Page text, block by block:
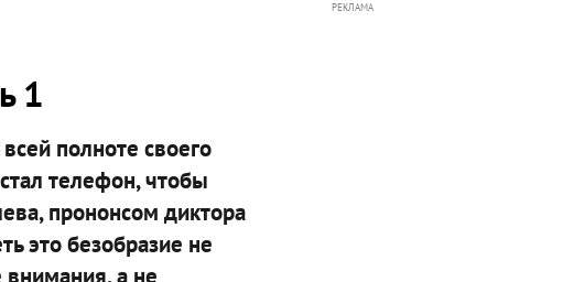
1
полноте своего
телефон, чтобы
прононсом диктора
это безобразие не
внимания, а не
РЕКЛАМА